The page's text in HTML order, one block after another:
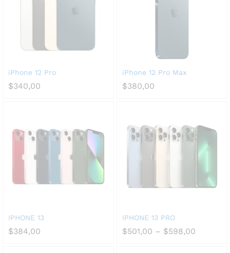
iPhone 12 Pro
$340,00
iPhone 12 Pro Max
$380,00
IPHONE 13
$384,00
IPHONE 13 PRO
$501,00 – $598,00